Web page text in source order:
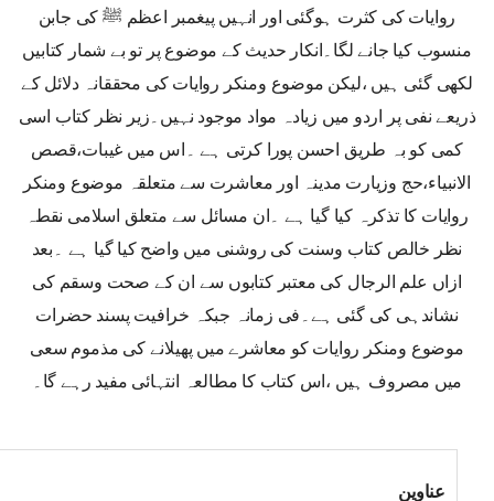
روایات کی کثرت ہوگئی اور انہیں پیغمبر اعظم ﷺ کی جابن
منسوب کیا جانے لگا۔انکار حدیث کے موضوع پر تو بے شمار کتابیں
لکھی گئی ہیں ،لیکن موضوع ومنکر روایات کی محققانہ دلائل کے
ذریعے نفی پر اردو میں زیادہ مواد موجود نہیں۔زیر نظر کتاب اسی
کمی کو بہ طریق احسن پورا کرتی ہے ۔اس میں غیبات،قصص
الانبیاء،حج وزیارت مدینہ اور معاشرت سے متعلقہ موضوع ومنکر
روایات کا تذکرہ کیا گیا ہے ۔ان مسائل سے متعلق اسلامی نقطہ
نظر خالص کتاب وسنت کی روشنی میں واضح کیا گیا ہے ۔بعد
ازاں علم الرجال کی معتبر کتابوں سے ان کے صحت وسقم کی
نشاندہی کی گئی ہے۔فی زمانہ جبکہ خرافیت پسند حضرات
موضوع ومنکر روایات کو معاشرے میں پھیلانے کی مذموم سعی
میں مصروف ہیں ،اس کتاب کا مطالعہ انتہائی مفید رہے گا۔
عناوین